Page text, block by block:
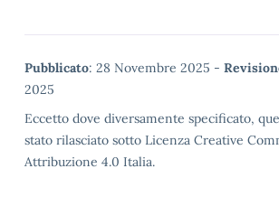
Metadata
Pubblicato: 28 Novembre 2025 -
2025
Eccetto dove diversamente specificato,
stato rilasciato sotto Licenza Creative
Attribuzione 4.0 Italia.